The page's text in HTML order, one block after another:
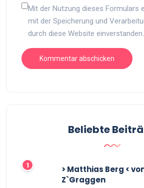
Mit der Nutzung dieses Formulars
mit der Speicherung und
durch diese Website einverstanden.
Beliebte
> Matthias Berg <
Z`Graggen